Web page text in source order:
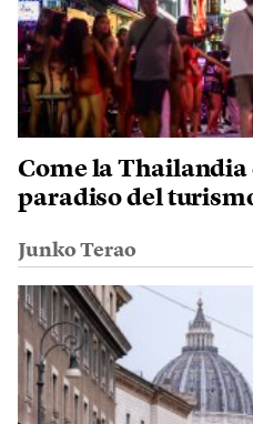
Come la Thailandia
paradiso del
Junko Terao